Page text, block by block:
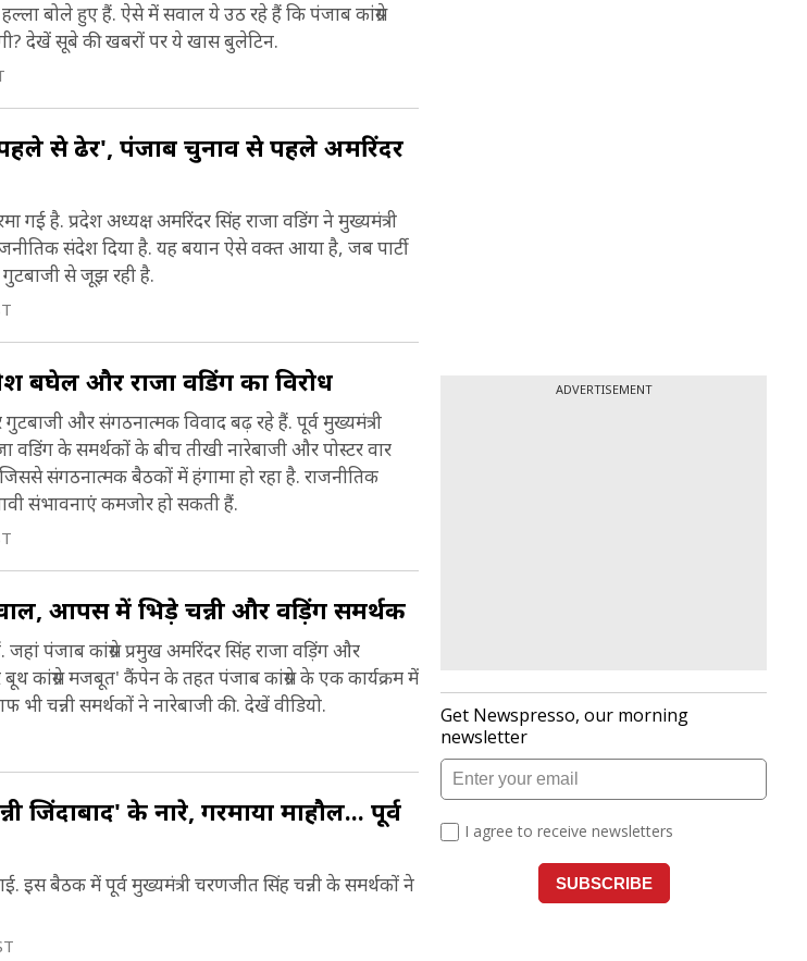
हैं (Chamkaur Sahib Assembly
पहले, 2015-2016 में वे पंजाब विधान सभा
हैं.
मुख्यमंत्री हैं (first Schedule Caste
हैंडल @CHARANJITCHANNI है और
बोले हुए हैं. ऐसे में सवाल ये उठ रहे हैं कि पंजाब कांग्रेस
देखें सूबे की खबरों पर ये खास बुलेटिन.
से ढेर', पंजाब चुनाव से पहले अमरिंदर
गई है. प्रदेश अध्यक्ष अमरिंदर सिंह राजा वडिंग ने मुख्यमंत्री
संदेश दिया है. यह बयान ऐसे वक्त आया है, जब पार्टी
से जूझ रही है.
बघेल और राजा वडिंग का विरोध
और संगठनात्मक विवाद बढ़ रहे हैं. पूर्व मुख्यमंत्री
वडिंग के समर्थकों के बीच तीखी नारेबाजी और पोस्टर वार
संगठनात्मक बैठकों में हंगामा हो रहा है. राजनीतिक
संभावनाएं कमजोर हो सकती हैं.
आपस में भिड़े चन्नी और वड़िंग समर्थक
पंजाब कांग्रेस प्रमुख अमरिंदर सिंह राजा वड़िंग और
मजबूत' कैंपेन के तहत पंजाब कांग्रेस के एक कार्यक्रम में
चन्नी समर्थकों ने नारेबाजी की. देखें वीडियो.
के नारे, गरमाया माहौल... पूर्व
इस बैठक में पूर्व मुख्यमंत्री चरणजीत सिंह चन्नी के समर्थकों ने
ADVERTISEMENT